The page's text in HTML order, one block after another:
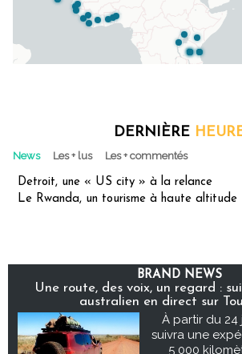
DERNIÈRE
News Les + lus Les + commentés
Detroit, une « US city » à la relance
Le Rwanda, un tourisme à haute altitude
BRAND NEWS
Une route, des voix, un regard :
australien en direct sur
À partir du 24
suivra une
5 000